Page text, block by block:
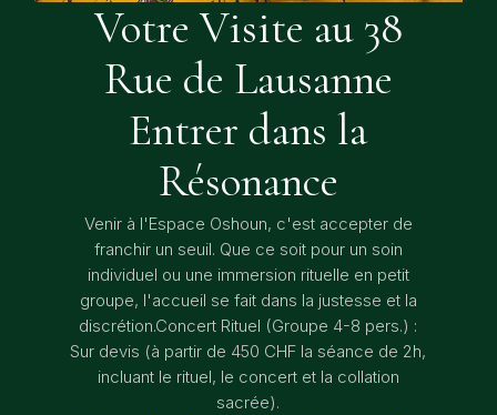
Votre Visite au 38
Rue de Lausanne
Entrer dans la
Résonance
Venir à l'Espace Oshoun, c'est accepter de
franchir un seuil. Que ce soit pour un soin
individuel ou une immersion rituelle en petit
groupe, l'accueil se fait dans la justesse et la
discrétion.Concert Rituel (Groupe 4-8 pers.) :
Sur devis (à partir de 450 CHF la séance de 2h,
incluant le rituel, le concert et la collation
sacrée).